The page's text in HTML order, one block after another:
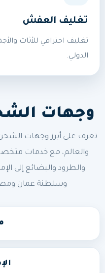
تغليف العفش
تغليف احترافي للأثاث
الدولي.
وجهات
تعرف على أبرز وجهات الشحن
والعالم، مع خدمات
والطرود والبضائع إلى
وسلطنة عمان ومصر